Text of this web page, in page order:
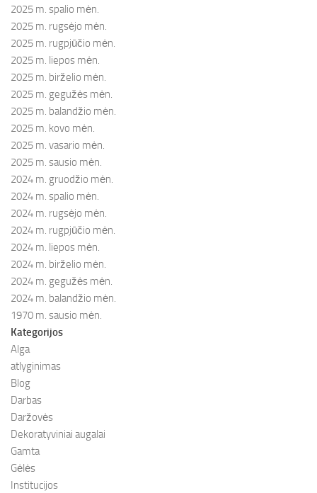
2025 m. spalio mėn.
2025 m. rugsėjo mėn.
2025 m. rugpjūčio mėn.
2025 m. liepos mėn.
2025 m. birželio mėn.
2025 m. gegužės mėn.
2025 m. balandžio mėn.
2025 m. kovo mėn.
2025 m. vasario mėn.
2025 m. sausio mėn.
2024 m. gruodžio mėn.
2024 m. spalio mėn.
2024 m. rugsėjo mėn.
2024 m. rugpjūčio mėn.
2024 m. liepos mėn.
2024 m. birželio mėn.
2024 m. gegužės mėn.
2024 m. balandžio mėn.
1970 m. sausio mėn.
Kategorijos
Alga
atlyginimas
Blog
Darbas
Daržovės
Dekoratyviniai augalai
Gamta
Gėlės
Institucijos